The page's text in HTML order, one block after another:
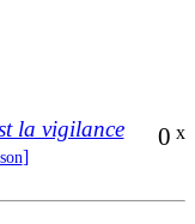
0 x
la vigilance
]